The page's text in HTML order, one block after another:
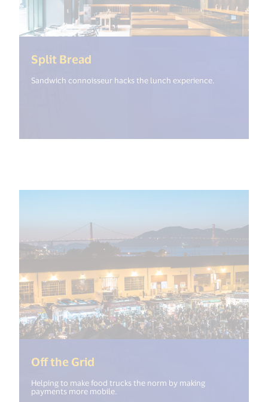
Split Bread
Sandwich connoisseur hacks the lunch experience.
Off the Grid
Helping to make food trucks the norm by making
payments more mobile.